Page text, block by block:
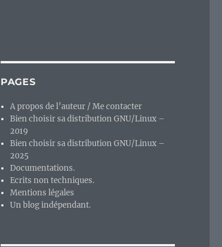
PAGES
A propos de l’auteur / Me contacter
Bien choisir sa distribution GNU/Linux –
2019
Bien choisir sa distribution GNU/Linux –
2025
Documentations.
Ecrits non techniques.
Mentions légales
Un blog indépendant.